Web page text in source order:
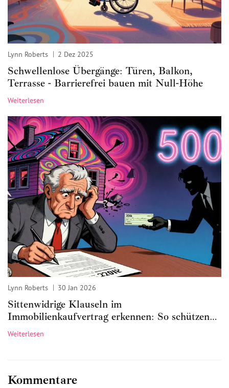
Lynn Roberts 2 Dez 2025
Schwellenlose Übergänge: Türen, Balkon,
Terrasse - Barrierefrei bauen mit Null-Höhe
Weiterlesen
Lynn Roberts 30 Jan 2026
Sittenwidrige Klauseln im
Immobilienkaufvertrag erkennen: So schützen
Sie sich vor betrügerischen Verträgen
Weiterlesen
Kommentare